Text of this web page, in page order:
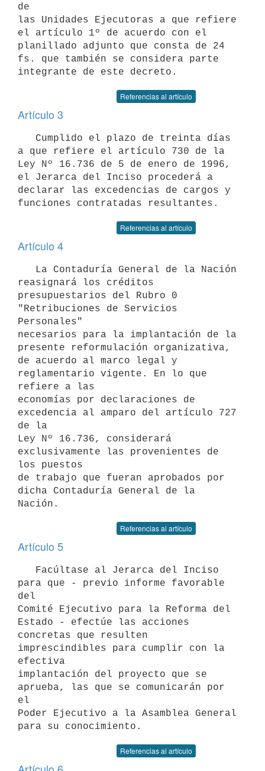
de
las Unidades Ejecutoras a que refiere
el artículo 1º de acuerdo con el
planillado adjunto que consta de 24
fs. que también se considera parte
Referencias al artículo
Artículo 3
a que refiere el artículo 730 de la
Ley Nº 16.736 de 5 de enero de 1996,
el Jerarca del Inciso procederá a
declarar las excedencias de cargos y
Referencias al artículo
Artículo 4
reasignará los créditos
presupuestarios del Rubro 0
"Retribuciones de Servicios
Personales"
necesarios para la implantación de la
presente reformulación organizativa,
de acuerdo al marco legal y
reglamentario vigente. En lo que
refiere a las
economías por declaraciones de
excedencia al amparo del artículo 727
de la
Ley Nº 16.736, considerará
exclusivamente las provenientes de
los puestos
de trabajo que fueran aprobados por
dicha Contaduría General de la
Referencias al artículo
Artículo 5
para que - previo informe favorable
del
Comité Ejecutivo para la Reforma del
Estado - efectúe las acciones
concretas que resulten
imprescindibles para cumplir con la
efectiva
implantación del proyecto que se
aprueba, las que se comunicarán por
el
Poder Ejecutivo a la Asamblea General
Referencias al artículo